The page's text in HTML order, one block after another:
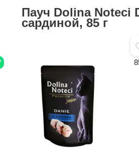
Пауч Dolina Noteci
сардиной, 85 г